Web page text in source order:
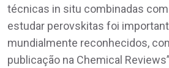
técnicas in situ combinadas
estudar perovskitas foi
mundialmente reconhecidos,
publicação na Chemical